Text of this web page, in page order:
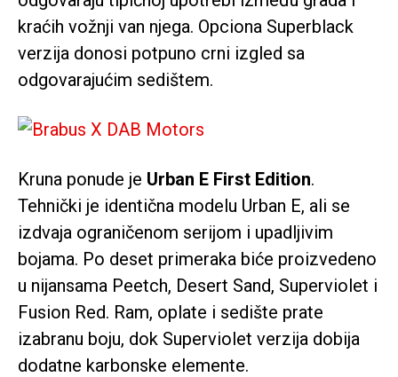
kraćih vožnji van njega. Opciona Superblack
verzija donosi potpuno crni izgled sa
odgovarajućim sedištem.
Kruna ponude je Urban E First Edition.
Tehnički je identična modelu Urban E, ali se
izdvaja ograničenom serijom i upadljivim
bojama. Po deset primeraka biće proizvedeno
u nijansama Peetch, Desert Sand, Superviolet i
Fusion Red. Ram, oplate i sedište prate
izabranu boju, dok Superviolet verzija dobija
dodatne karbonske elemente.